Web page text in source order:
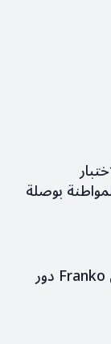
بوصلة
قيادي كتائبي يكشف ل Franko دور